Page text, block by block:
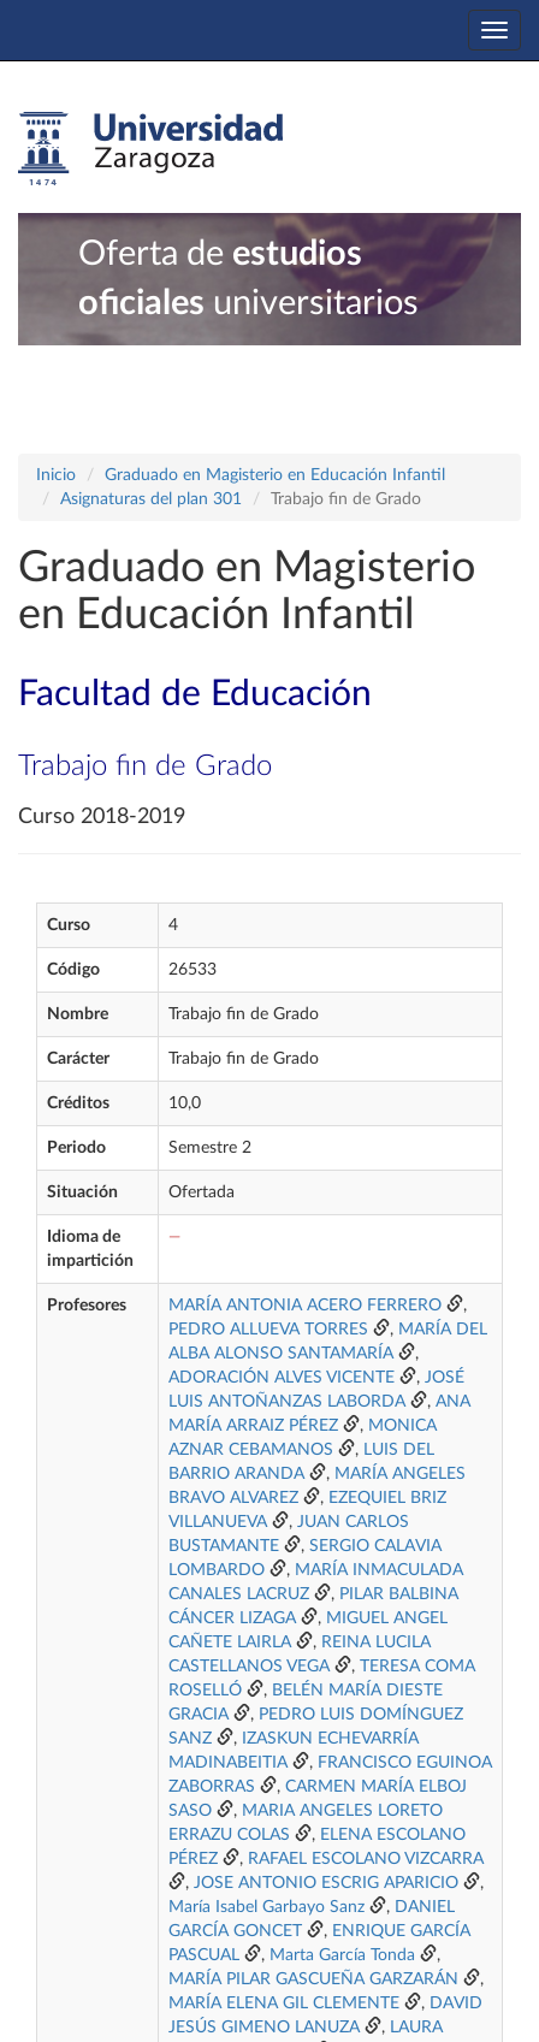
Oferta de estudios
oficiales universitarios
Inicio
Graduado en Magisterio en Educación Infantil
Asignaturas del plan 301
Trabajo fin de Grado
Graduado en Magisterio
en Educación Infantil
Facultad de Educación
Trabajo fin de Grado
Curso 2018-2019
Curso 4
Código 26533
Nombre Trabajo fin de Grado
Carácter Trabajo fin de Grado
Créditos 10,0
Periodo Semestre 2
Situación Ofertada
Idioma de
impartición
—
Profesores MARÍA ANTONIA ACERO FERRERO
,
PEDRO ALLUEVA TORRES
, MARÍA DEL
ALBA ALONSO SANTAMARÍA
,
ADORACIÓN ALVES VICENTE
, JOSÉ
LUIS ANTOÑANZAS LABORDA
, ANA
MARÍA ARRAIZ PÉREZ
, MONICA
AZNAR CEBAMANOS
, LUIS DEL
BARRIO ARANDA
, MARÍA ANGELES
BRAVO ALVAREZ
, EZEQUIEL BRIZ
VILLANUEVA
, JUAN CARLOS
BUSTAMANTE
, SERGIO CALAVIA
LOMBARDO
, MARÍA INMACULADA
CANALES LACRUZ
, PILAR BALBINA
CÁNCER LIZAGA
, MIGUEL ANGEL
CAÑETE LAIRLA
, REINA LUCILA
CASTELLANOS VEGA
,
TERESA COMA
ROSELLÓ
, BELÉN MARÍA DIESTE
GRACIA
, PEDRO LUIS DOMÍNGUEZ
SANZ
, IZASKUN ECHEVARRÍA
MADINABEITIA
, FRANCISCO EGUINOA
ZABORRAS
, CARMEN MARÍA ELBOJ
SASO
, MARIA ANGELES LORETO
ERRAZU COLAS
, ELENA ESCOLANO
PÉREZ
, RAFAEL ESCOLANO VIZCARRA
, JOSE ANTONIO ESCRIG APARICIO
,
María Isabel Garbayo Sanz
, DANIEL
GARCÍA GONCET
, ENRIQUE GARCÍA
PASCUAL
, Marta García Tonda
,
MARÍA PILAR GASCUEÑA GARZARÁN
,
MARÍA ELENA GIL CLEMENTE
, DAVID
JESÚS GIMENO LANUZA
, LAURA